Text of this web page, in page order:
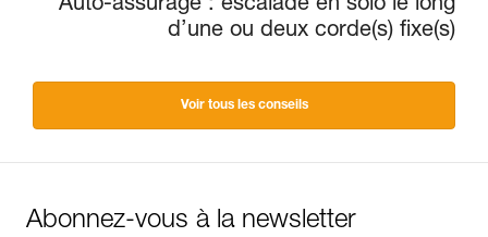
Auto-assurage : escalade en solo le long
d’une ou deux corde(s) fixe(s)
Voir tous les conseils
Abonnez-vous à la newsletter